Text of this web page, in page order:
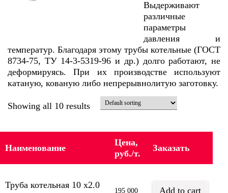
Выдерживают
различные
параметры
давления и
температур. Благодаря этому трубы котельные (ГОСТ
8734-75, ТУ 14-3-5319-96 и др.) долго работают, не
деформируясь. При их производстве используют
катаную, кованую либо непрерывнолитую заготовку.
Showing all 10 results
Наименование
Цена,
руб./т.
Заказать
Труба котельная 10 х2.0
195 000 Add to cart